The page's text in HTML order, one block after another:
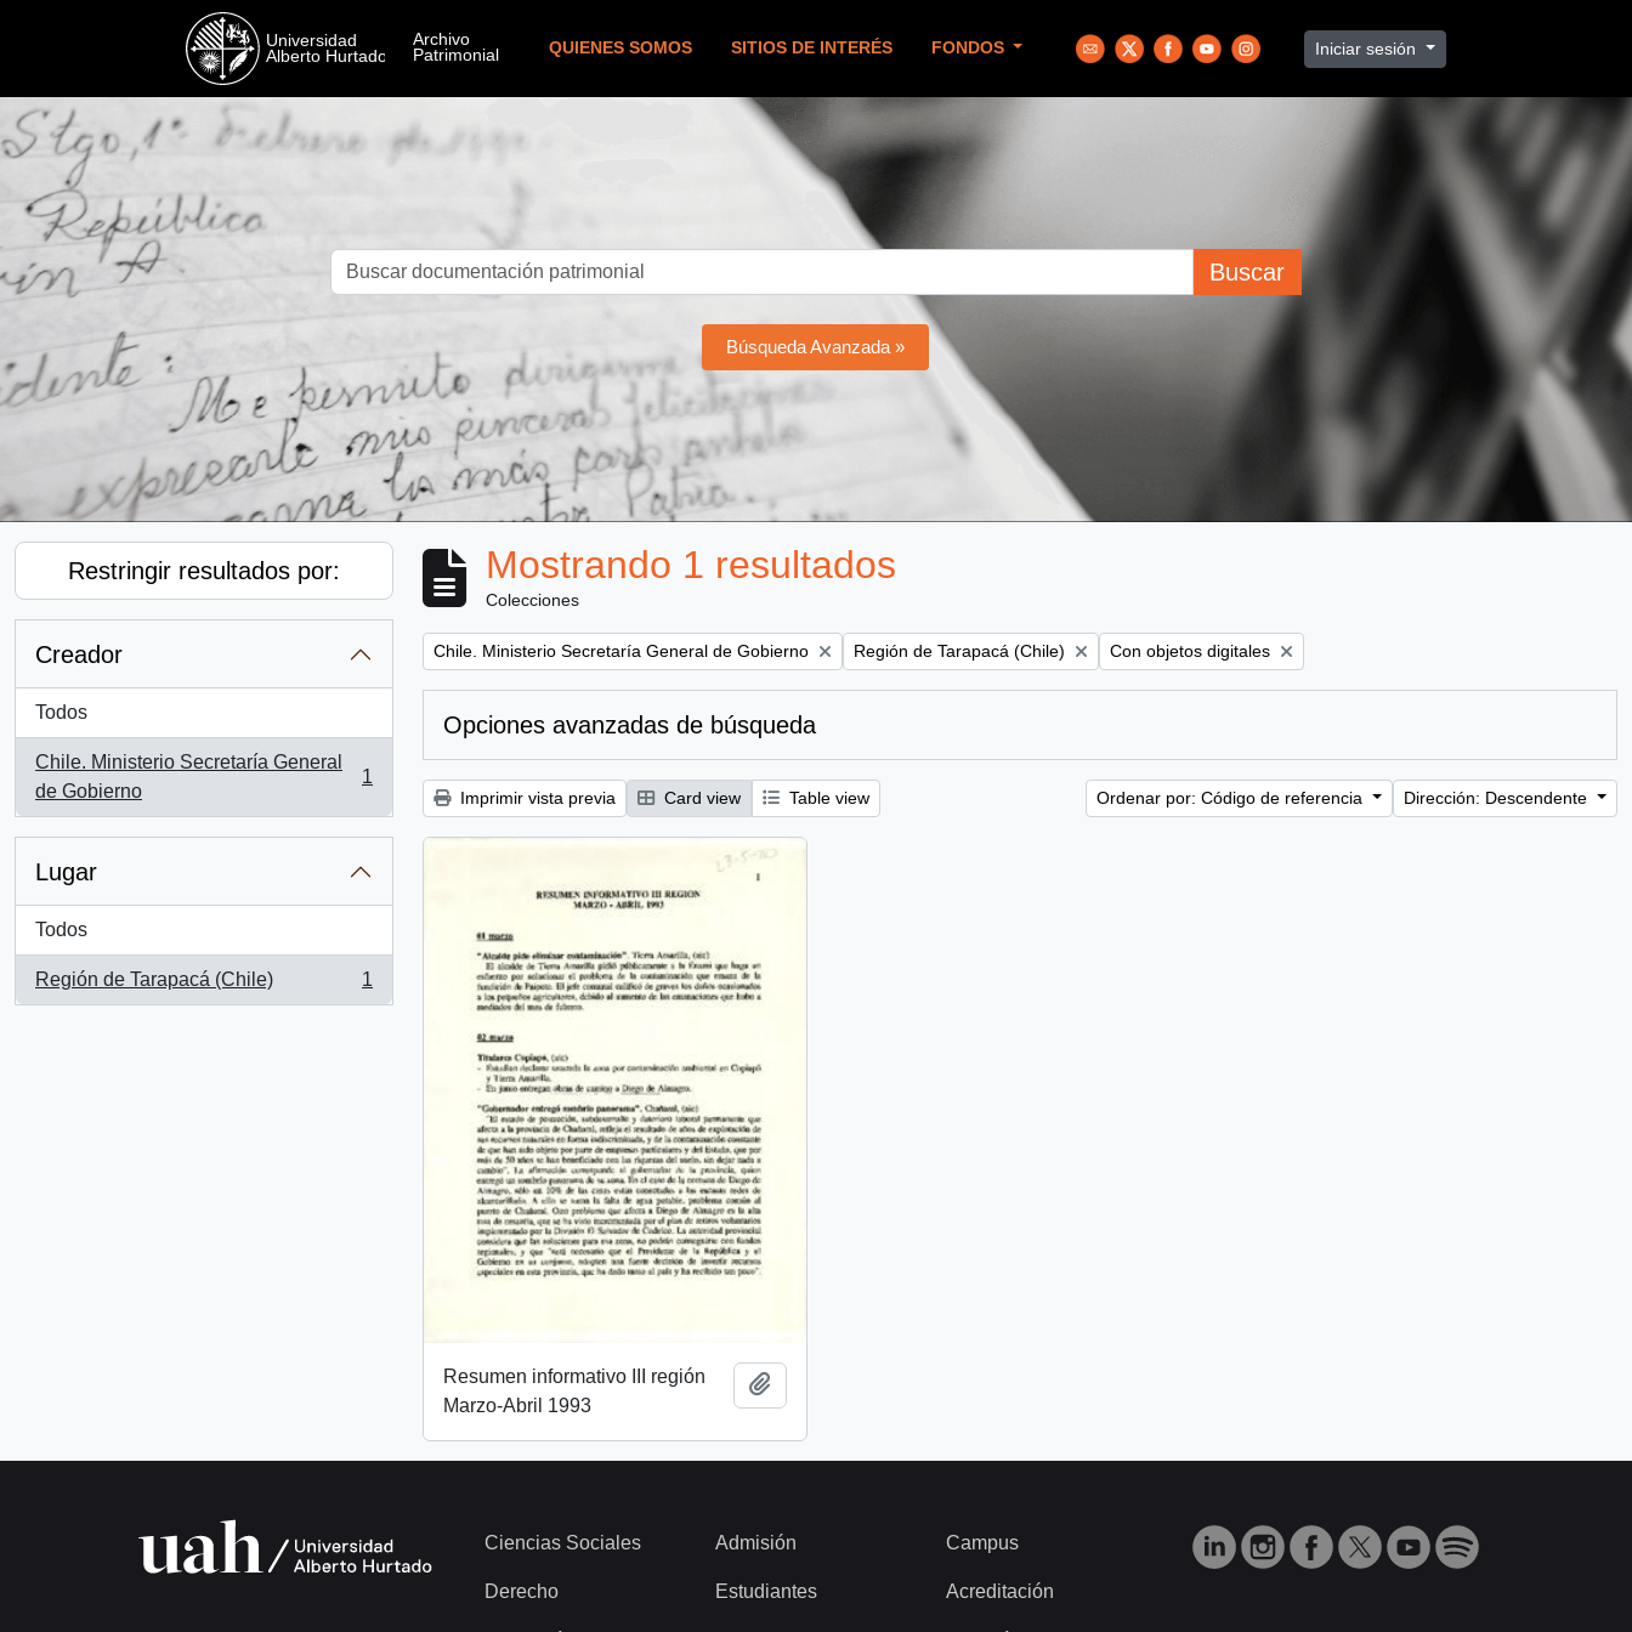
QUIENES SOMOS SITIOS DE INTERÉS FONDOS Iniciar sesión
Buscar
Búsqueda Avanzada »
Restringir resultados por:
Creador
Todos
Chile. Ministerio Secretaría General
de Gobierno
, 1 resultados
1
Lugar
Todos
Región de Tarapacá (Chile)
, 1 resultados
1
Mostrando 1 resultados
Colecciones
Remove filter:
Chile. Ministerio Secretaría General de Gobierno Remove filter:
Región de Tarapacá (Chile) Remove filter:
Con objetos digitales
Opciones avanzadas de búsqueda
Imprimir vista previa Card view Table view Ordenar por: Código de referencia Dirección: Descendente
Resumen informativo III región
Marzo-Abril 1993
Ciencias Sociales
Derecho
Admisión
Estudiantes
Campus
Acreditación